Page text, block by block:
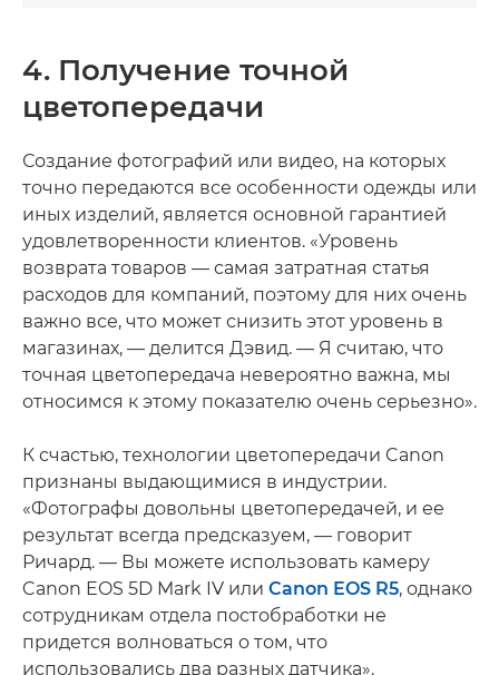
4. Получение точной
цветопередачи
Создание фотографий или видео, на которых
точно передаются все особенности одежды или
иных изделий, является основной гарантией
удовлетворенности клиентов. «Уровень
возврата товаров — самая затратная статья
расходов для компаний, поэтому для них очень
важно все, что может снизить этот уровень в
магазинах, — делится Дэвид. — Я считаю, что
точная цветопередача невероятно важна, мы
относимся к этому показателю очень серьезно».
К счастью, технологии цветопередачи Canon
признаны выдающимися в индустрии.
«Фотографы довольны цветопередачей, и ее
результат всегда предсказуем, — говорит
Ричард. — Вы можете использовать камеру
Canon EOS 5D Mark IV или Canon EOS R5, однако
сотрудникам отдела постобработки не
придется волноваться о том, что
использовались два разных датчика».